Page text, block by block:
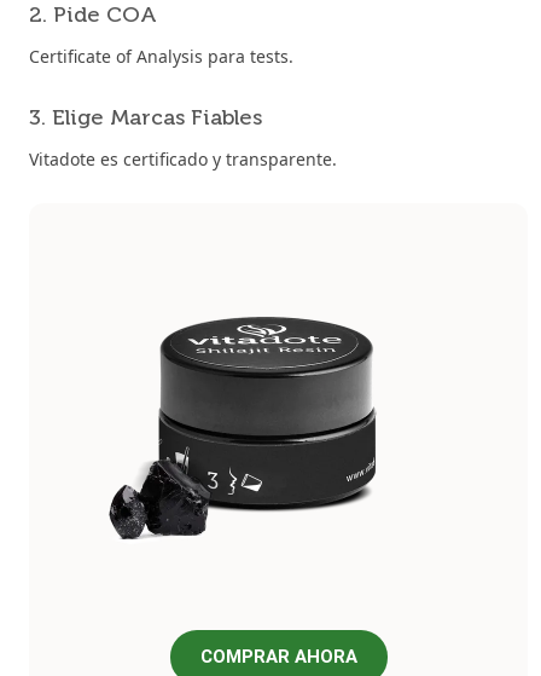
2. Pide COA
Certificate of Analysis para tests.
3. Elige Marcas Fiables
Vitadote es certificado y transparente.
COMPRAR AHORA